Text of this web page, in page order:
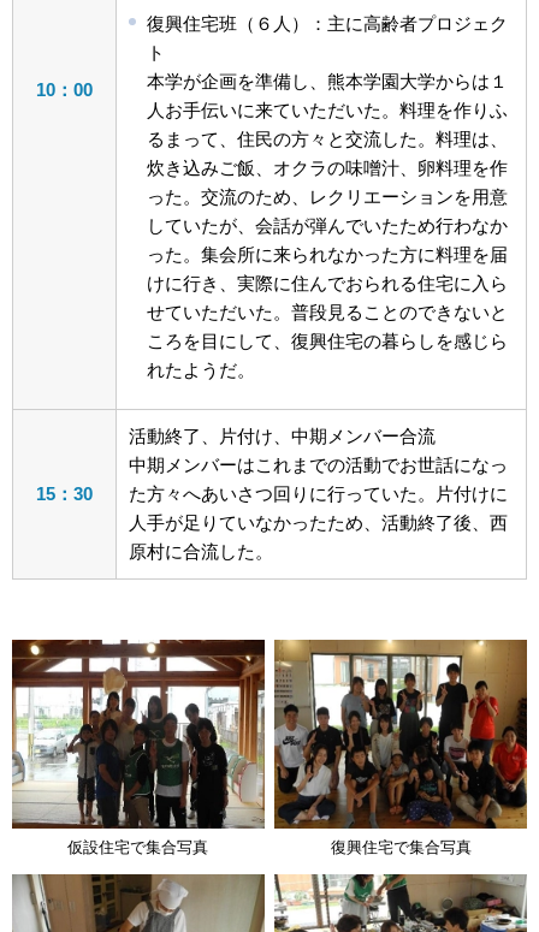
10：00
復興住宅班（６人）：主に高齢者プロジェク
ト
本学が企画を準備し、熊本学園大学からは１
人お手伝いに来ていただいた。料理を作りふ
るまって、住民の方々と交流した。料理は、
炊き込みご飯、オクラの味噌汁、卵料理を作
った。交流のため、レクリエーションを用意
していたが、会話が弾んでいたため行わなか
った。集会所に来られなかった方に料理を届
けに行き、実際に住んでおられる住宅に入ら
せていただいた。普段見ることのできないと
ころを目にして、復興住宅の暮らしを感じら
れたようだ。
15：30
活動終了、片付け、中期メンバー合流
中期メンバーはこれまでの活動でお世話になっ
た方々へあいさつ回りに行っていた。片付けに
人手が足りていなかったため、活動終了後、西
原村に合流した。
仮設住宅で集合写真 復興住宅で集合写真